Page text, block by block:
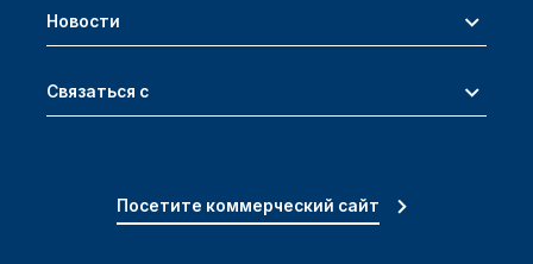
Новости
Связаться с
Посетите коммерческий сайт